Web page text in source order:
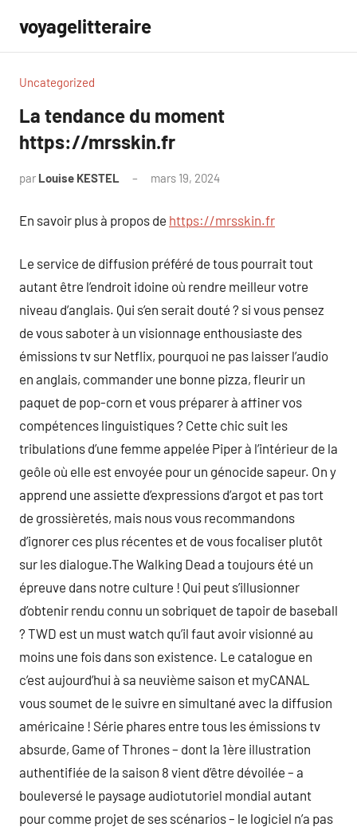
contenu
voyagelitteraire
Uncategorized
La tendance du moment
https://mrsskin.fr
par Louise KESTEL mars 19, 2024
En savoir plus à propos de https://mrsskin.fr
Le service de diffusion préféré de tous pourrait tout
autant être l’endroit idoine où rendre meilleur votre
niveau d’anglais. Qui s’en serait douté ? si vous pensez
de vous saboter à un visionnage enthousiaste des
émissions tv sur Netflix, pourquoi ne pas laisser l’audio
en anglais, commander une bonne pizza, fleurir un
paquet de pop-corn et vous préparer à affiner vos
compétences linguistiques ? Cette chic suit les
tribulations d’une femme appelée Piper à l’intérieur de la
geôle où elle est envoyée pour un génocide sapeur. On y
apprend une assiette d’expressions d’argot et pas tort
de grossièretés, mais nous vous recommandons
d’ignorer ces plus récentes et de vous focaliser plutôt
sur les dialogue.The Walking Dead a toujours été un
épreuve dans notre culture ! Qui peut s’illusionner
d’obtenir rendu connu un sobriquet de tapoir de baseball
? TWD est un must watch qu’il faut avoir visionné au
moins une fois dans son existence. Le catalogue en
c’est aujourd’hui à sa neuvième saison et myCANAL
vous soumet de le suivre en simultané avec la diffusion
américaine ! Série phares entre tous les émissions tv
absurde, Game of Thrones – dont la 1ère illustration
authentifiée de la saison 8 vient d’être dévoilée – a
bouleversé le paysage audiotutoriel mondial autant
pour comme projet de ses scénarios – le logiciel n’a pas